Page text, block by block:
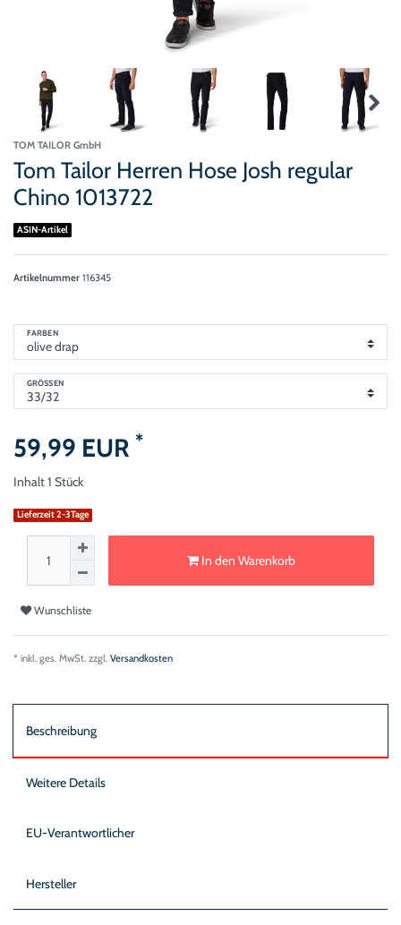
TOM TAILOR GmbH
Tom Tailor Herren Hose Josh regular
Chino 1013722
ASIN-Artikel
Artikelnummer 116345
FARBEN
GRÖSSEN
59,99 EUR *
Inhalt1 Stück
Lieferzeit 2-3Tage
In den Warenkorb
Wunschliste
* inkl. ges. MwSt. zzgl. Versandkosten
Beschreibung
Weitere Details
EU-Verantwortlicher
Hersteller